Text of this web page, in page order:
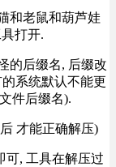
和老鼠和葫芦娃
打开.
的后缀名, 后缀改
系统默认不能更
件后缀名).
才能正确解压)
可, 工具在解压过